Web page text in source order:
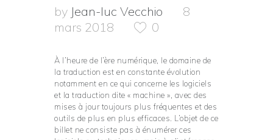
by Jean-luc Vecchio
8
mars 2018
0
À l’heure de l’ère numérique, le domaine de
la traduction est en constante évolution
notamment en ce qui concerne les logiciels
et la traduction dite « machine », avec des
mises à jour toujours plus fréquentes et des
outils de plus en plus efficaces. L’objet de ce
billet ne consiste pas à énumérer ces